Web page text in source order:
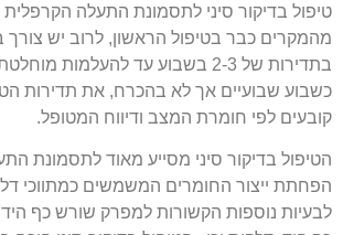
טיפול בדיקור סיני לתסמונת התעלה הקרפלית
מהמקרים כבר בטיפול הראשון, לרוב יש צורך
בתדירות של 2-3 בשבוע עד להעלמות
כשבוע שבועיים אך לא בהכרח, את תדירות
קובעים לפי חומרת המצב ודיווח המטופל.
הטיפול בדיקור סיני מסייע מאוד לתסמונת
הפחתת ייצור החומרים המשמשים כמתווכי
לבעיות נוספות הקשורות למפרק שורש כף